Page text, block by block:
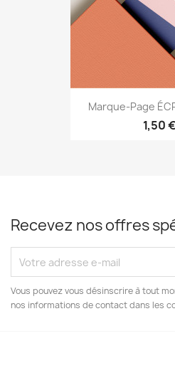
Marque-Page
1,50 €
Recevez nos offres
Vous pouvez vous désinscrire à tout
nos informations de contact dans les